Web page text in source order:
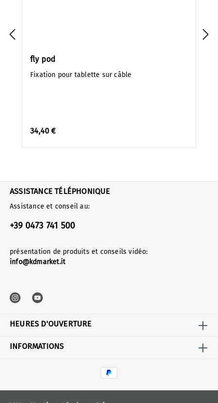
fly pod
Fixation pour tablette sur câble
34,40 €
ASSISTANCE TÉLÉPHONIQUE
Assistance et conseil au:
+39 0473 741 500
présentation de produits et conseils vidéo:
info@kdmarket.it
HEURES D'OUVERTURE
INFORMATIONS